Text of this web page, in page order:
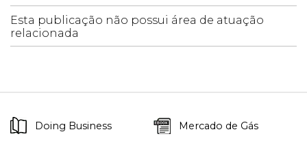
Esta publicação não possui área de atuação
relacionada
Doing Business Mercado de Gás